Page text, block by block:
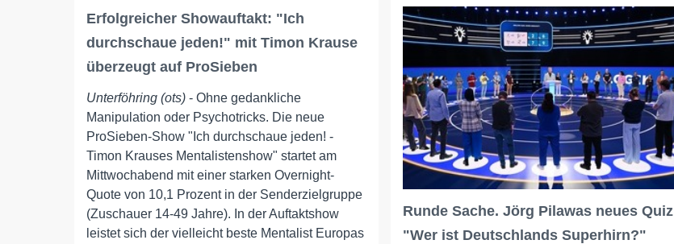
Erfolgreicher Showauftakt: "Ich
durchschaue jeden!" mit Timon Krause
überzeugt auf ProSieben
Unterföhring (ots) - Ohne gedankliche
Manipulation oder Psychotricks. Die neue
ProSieben-Show "Ich durchschaue jeden! -
Timon Krauses Mentalistenshow" startet am
Mittwochabend mit einer starken Overnight-
Quote von 10,1 Prozent in der Senderzielgruppe
(Zuschauer 14-49 Jahre). In der Auftaktshow
leistet sich der vielleicht beste Mentalist Europas
Runde Sache. Jörg Pilawas neues Quiz
"Wer ist Deutschlands Superhirn?"